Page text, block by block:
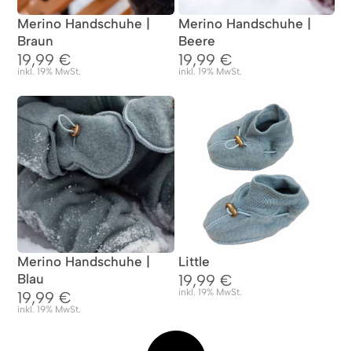
Merino Handschuhe |
Braun
19,99€
inkl. 19% MwSt.
Merino Handschuhe |
Beere
19,99 €
inkl. 19% MwSt.
Merino Handschuhe |
Blau
19,99€
inkl. 19% MwSt.
Little
19,99 €
inkl. 19% MwSt.